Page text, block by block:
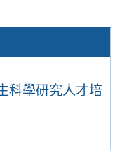
科學研究人才培